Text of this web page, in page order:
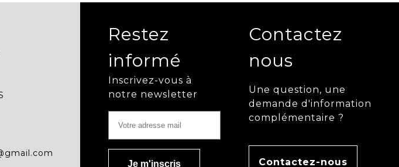
Restez
informé
Inscrivez-vous à
notre newsletter
Contactez
nous
Une question, une
demande d'information
complémentaire ?
Contactez-nous